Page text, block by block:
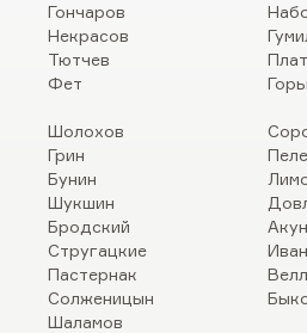
Гончаров
Некрасов
Тютчев
Фет
Шолохов
Грин
Бунин
Шукшин
Бродский
Стругацкие
Пастернак
Солженицын
Шаламов